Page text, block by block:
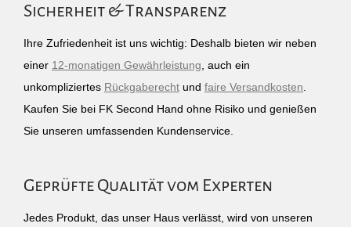
Sicherheit & Transparenz
Ihre Zufriedenheit ist uns wichtig: Deshalb bieten wir neben
einer 12-monatigen Gewährleistung , auch ein
unkompliziertes Rückgaberecht und faire Versandkosten
Kaufen Sie bei FK Second Hand ohne Risiko und genießen
Sie unseren umfassenden Kundenservice.
Geprüfte Qualität vom Experten
Jedes Produkt, das unser Haus verlässt, wird von unseren